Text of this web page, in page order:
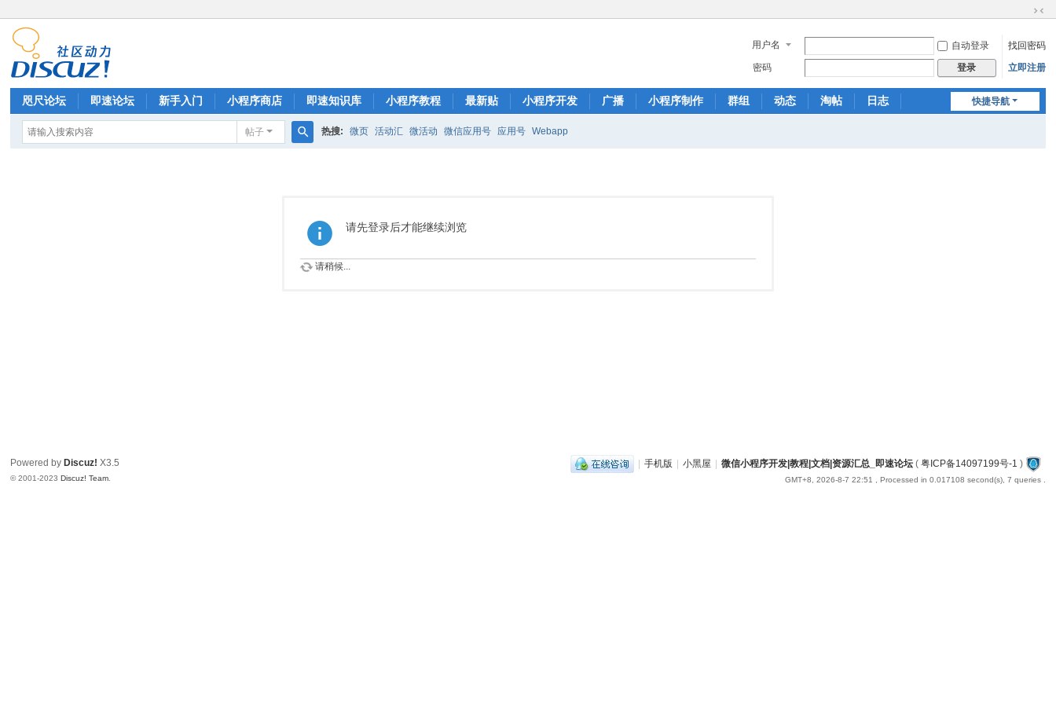
换
到
窄
用户名 自动登录
找回密码
密码
登录 立即注册
快捷导航
咫尺论坛 即速论坛 新手入门 小程序商店 即速知识库 小程序教程 最新贴 小程序开发 广播 小程序制作 群组 动态 淘帖
日志
帖子 热搜: 微页 活动汇 微活动 微信应用号 应用号 Webapp
请先登录后才能继续浏览
请稍候...
| 手机版 | 小黑屋 | 微信小程序开发|教程|文档|资源汇总_即速论坛( 粤ICP备14097199号-1 )
GMT+8, 2026-8-7 22:51 , Processed in 0.017108 second(s), 7 queries .
Powered by Discuz! X3.5
© 2001-2023Discuz! Team